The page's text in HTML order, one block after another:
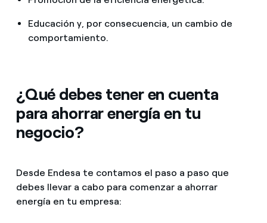
Educación y, por consecuencia, un cambio de
comportamiento.
¿Qué debes tener en cuenta
para ahorrar energía en tu
negocio?
Desde Endesa te contamos el paso a paso que
debes llevar a cabo para comenzar a ahorrar
energía en tu empresa: